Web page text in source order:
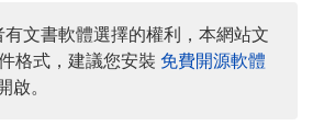
文書軟體選擇的權利，本網站文
格式，建議您安裝 免費開源軟體
啟。